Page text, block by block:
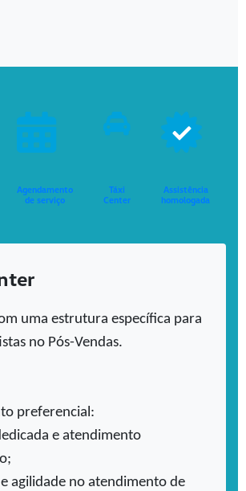
Agendamento
de serviço
Táxi
Center
Assistência
homologada
uma estrutura específica para
no Pós-Vendas.
preferencial:
e atendimento
agilidade no atendimento de